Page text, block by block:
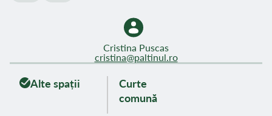
Cristina Puscas
cristina@paltinul.ro
Alte spații
Curte
comună